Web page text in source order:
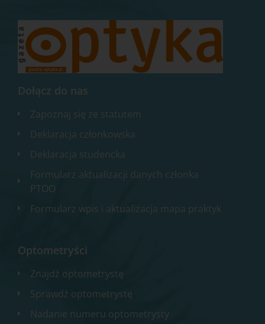
Dołącz do nas
Zapoznaj się ze statutem
Deklaracja członkowska
Deklaracja studencka
Formularz aktualizacji danych członka
PTOO
Formularz wpis i aktualizacja mapa praktyk
Optometryści
Znajdź optometrystę
Sprawdź optometrystę
Nadanie numeru optometrysty